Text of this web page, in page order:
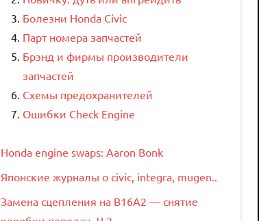
Болезни Honda Civic
Парт номера запчастей
Брэнд и фирмы производители
запчастей
Схемы предохранителей
Ошибки Check Engine
Honda engine swaps: Aaron Bonk
Японские журналы о civic, integra, mugen..
Замена сцепления на B16A2 — снятие